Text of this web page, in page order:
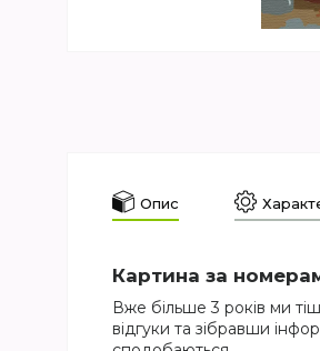
Опис
Картина за
Вже більше 3 років ми
відгуки та зібравши